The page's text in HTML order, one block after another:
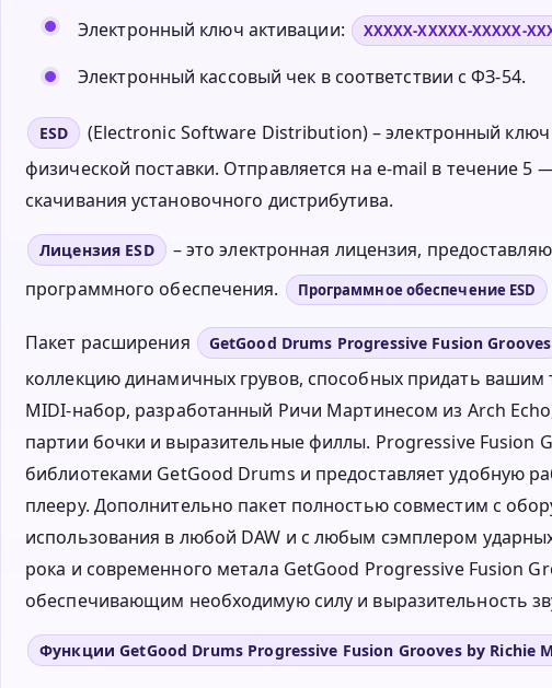
Электронный ключ активации:
XXXXX-XXXXX-XXXXX-
Электронный кассовый чек в соответствии с ФЗ-54.
ESD
(Electronic Software Distribution) – электронный
физической поставки. Отправляется на e-mail в течение 5
скачивания установочного дистрибутива.
Лицензия ESD
– это электронная лицензия,
программного обеспечения.
Программное обеспечение ESD
Пакет расширения GetGood Drums Progressive Fusion Grooves
коллекцию динамичных грувов, способных придать
MIDI-набор, разработанный Ричи Мартинесом из Arch
партии бочки и выразительные филлы. Progressive Fusion
библиотеками GetGood Drums и предоставляет удобную
плееру. Дополнительно пакет полностью совместим с
использования в любой DAW и с любым сэмплером
рока и современного метала GetGood Progressive Fusion
обеспечивающим необходимую силу и выразительность
Функции GetGood Drums Progressive Fusion Grooves by Richie